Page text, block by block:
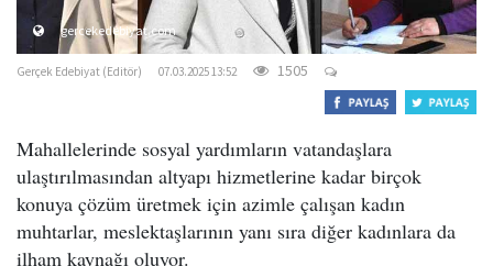
gercekedebiyat.com
Gerçek Edebiyat (Editör) 07.03.2025 13:52 1505
Mahallelerinde sosyal yardımların vatandaşlara
ulaştırılmasından altyapı hizmetlerine kadar birçok
konuya çözüm üretmek için azimle çalışan kadın
muhtarlar, meslektaşlarının yanı sıra diğer kadınlara da
ilham kaynağı oluyor.